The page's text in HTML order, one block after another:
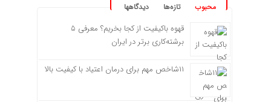
محبوب تازه‌ها دیدگاهها
قهوه باکیفیت از کجا بخریم؟ معرفی ۵
برشته‌کاری برتر در ایران
۱۱شاخص مهم برای درمان اعتیاد با کیفیت بالا